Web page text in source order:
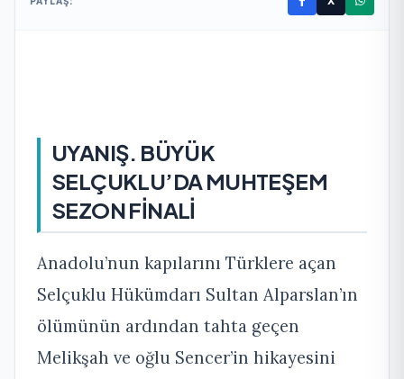
UYANIŞ. BÜYÜK
SELÇUKLU’DA MUHTEŞEM
SEZON FİNALİ
Anadolu’nun kapılarını Türklere açan
Selçuklu Hükümdarı Sultan Alparslan’ın
ölümünün ardından tahta geçen
Melikşah ve oğlu Sencer’in hikayesini